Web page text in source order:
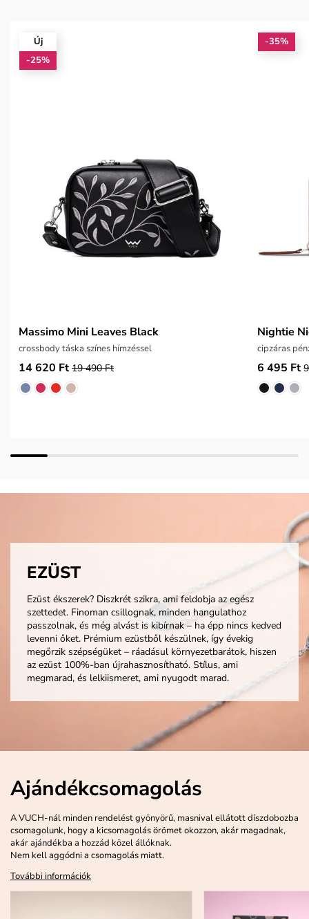
Új
-25%
Massimo Mini Leaves Black
crossbody táska színes hímzéssel
14 620 Ft 19 490 Ft
-35%
Nightie
cipzáras
6 495 Ft
EZÜST
Ezüst ékszerek? Diszkrét szikra, ami feldobja az egész
szettedet. Finoman csillognak, minden hangulathoz
passzolnak, és még alvást is kibírnak – ha épp nincs kedved
levenni őket. Prémium ezüstből készülnek, így évekig
megőrzik szépségüket – ráadásul környezetbarátok, hiszen
az ezüst 100%-ban újrahasznosítható. Stílus, ami
megmarad, és lelkiismeret, ami nyugodt marad.
Ajándékcsomagolás
A VUCH-nál minden rendelést gyönyörű, masnival ellátott díszdobozba
csomagolunk, hogy a kicsomagolás örömet okozzon, akár magadnak,
akár ajándékba a hozzád közel állóknak.
Nem kell aggódni a csomagolás miatt.
További információk